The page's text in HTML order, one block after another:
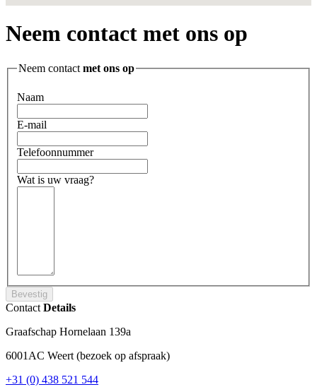
Neem contact met ons op
Neem contact met ons op
Naam
E-mail
Telefoonnummer
Wat is uw vraag?
Bevestig
ContactDetails
Graafschap Hornelaan 139a
6001AC Weert (bezoek op afspraak)
+31 (0) 438 521 544